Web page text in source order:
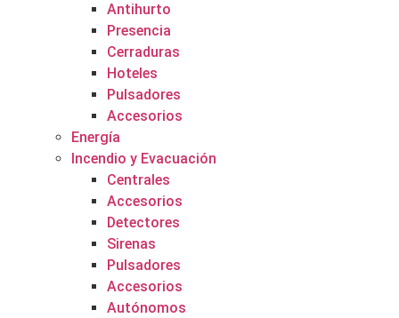
Antihurto
Presencia
Cerraduras
Hoteles
Pulsadores
Accesorios
Energía
Incendio y Evacuación
Centrales
Accesorios
Detectores
Sirenas
Pulsadores
Accesorios
Autónomos